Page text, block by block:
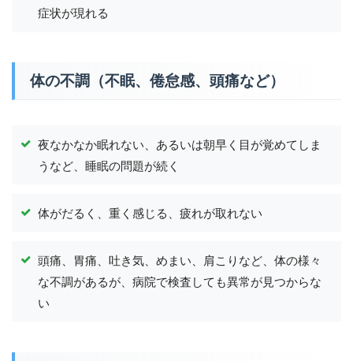
症状が現れる
体の不調（不眠、倦怠感、頭痛など）
夜なかなか眠れない、あるいは朝早く目が覚めてしま
うなど、睡眠の問題が続く
体がだるく、重く感じる、疲れが取れない
頭痛、胃痛、吐き気、めまい、肩こりなど、体の様々
な不調があるが、病院で検査しても異常が見つからな
い